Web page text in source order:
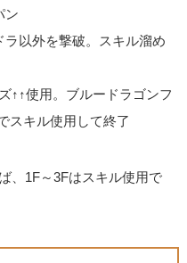
ン
以外を撃破。スキル溜め
使用。ブルードラゴンフ
スキル使用して終了
、1F～3Fはスキル使用で